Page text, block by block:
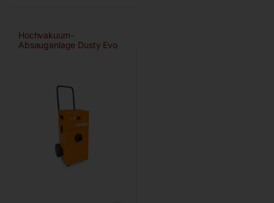
Hochvakuum-
Absauganlage Dusty Evo